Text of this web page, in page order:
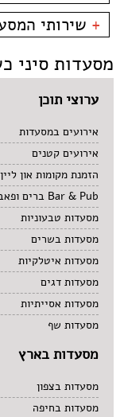
קניון מול הים -
צמחוני/טבעוני
פירות ים
סושי
אוכל ביתי
כשרות
כשר למהדרין
+ שירותי
משלוחים
מסעדות סיני
ערוצי תוכן
אירועים במסעדות
אירועים קטנים
הזמנת מקומות און
Bar & Pub ברים ופאבים
מסעדות טבעוניות
מסעדות בשרים
מסעדות איטלקיות
מסעדות דגים
מסעדות אסייתיות
מסעדות שף
מסעדות בארץ
מסעדות בצפון
מסעדות בחיפה